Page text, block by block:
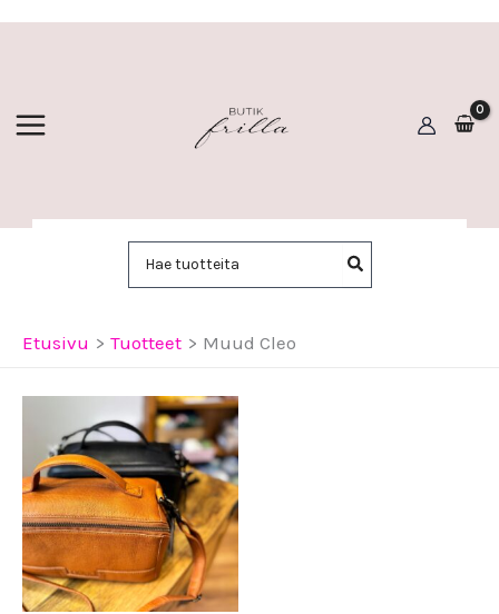
Etusivu Tuotteet Muud Cleo
Hintaluokka:
100,00 €
-
175,00 €